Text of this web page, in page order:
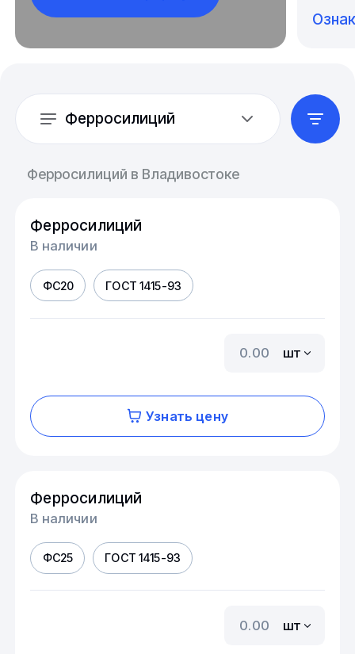
Ферросилиций
Ферросилиций в Владивостоке
Ферросилиций
В наличии
ФС20 ГОСТ 1415-93
шт
Узнать цену
Ферросилиций
В наличии
ФС25 ГОСТ 1415-93
шт